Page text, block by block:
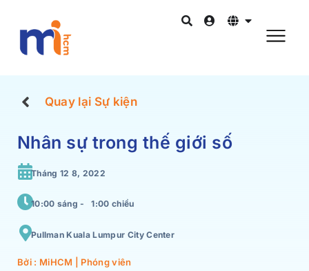
Quay lại Sự kiện
Nhân sự trong thế giới số
Tháng 12 8, 2022
10:00 sáng - 1:00 chiều
Pullman Kuala Lumpur City Center
Bởi : MiHCM | Phóng viên